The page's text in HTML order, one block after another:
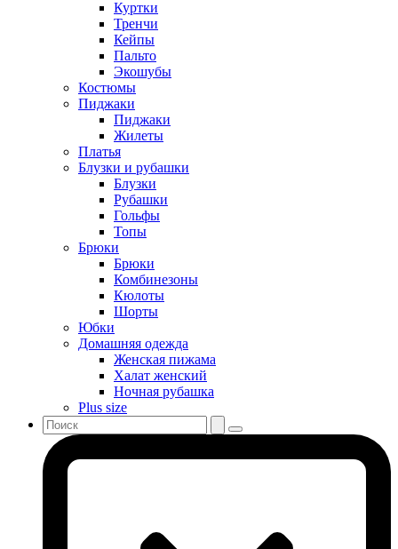
Куртки
Тренчи
Кейпы
Пальто
Экошубы
Костюмы
Пиджаки
Пиджаки
Жилеты
Платья
Блузки и рубашки
Блузки
Рубашки
Гольфы
Топы
Брюки
Брюки
Комбинезоны
Кюлоты
Шорты
Юбки
Домашняя одежда
Женская пижама
Халат женский
Ночная рубашка
Plus size